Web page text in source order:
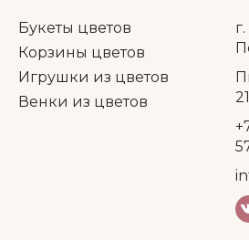
Букеты цветов
Корзины цветов
Игрушки из цветов
Венки из цветов